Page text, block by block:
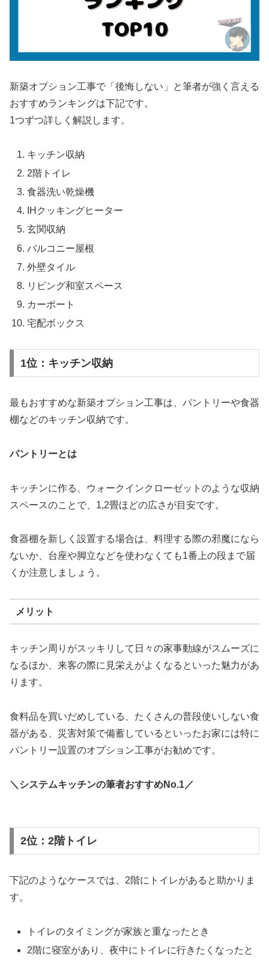
新築オプション工事で「後悔しない」と筆者が強く言える
おすすめランキングは下記です。
1つずつ詳しく解説します。
キッチン収納
2階トイレ
食器洗い乾燥機
IHクッキングヒーター
玄関収納
バルコニー屋根
外壁タイル
リビング和室スペース
カーポート
宅配ボックス
1位：キッチン収納
最もおすすめな新築オプション工事は、パントリーや食器
棚などのキッチン収納です。
パントリーとは
キッチンに作る、ウォークインクローゼットのような収納
スペースのことで、1,2畳ほどの広さが目安です。
食器棚を新しく設置する場合は、料理する際の邪魔になら
ないか、台座や脚立などを使わなくても1番上の段まで届
くか注意しましょう。
メリット
キッチン周りがスッキリして日々の家事動線がスムーズに
なるほか、来客の際に見栄えがよくなるといった魅力があ
ります。
食料品を買いだめしている、たくさんの普段使いしない食
器がある、災害対策で備蓄しているといったお家には特に
パントリー設置のオプション工事がお勧めです。
＼システムキッチンの筆者おすすめNo.1／
2位：2階トイレ
下記のようなケースでは、2階にトイレがあると助かりま
す。
トイレのタイミングが家族と重なったとき
2階に寝室があり、夜中にトイレに行きたくなったと